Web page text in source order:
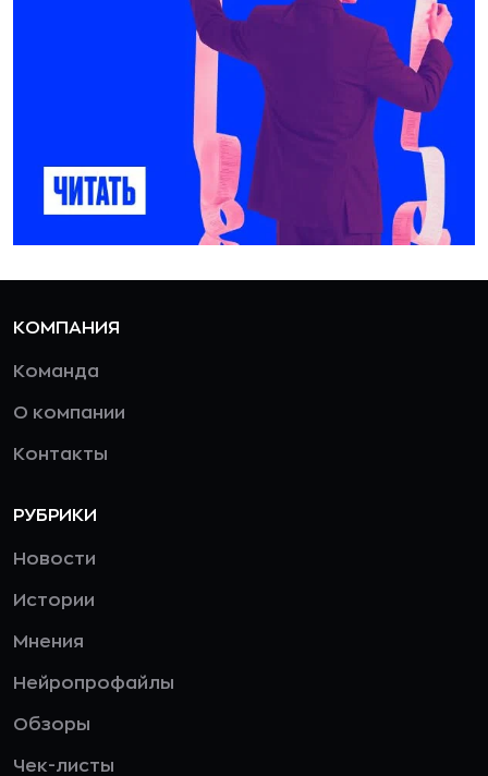
КОМПАНИЯ
Команда
О компании
Контакты
РУБРИКИ
Новости
Истории
Мнения
Нейропрофайлы
Обзоры
Чек-листы